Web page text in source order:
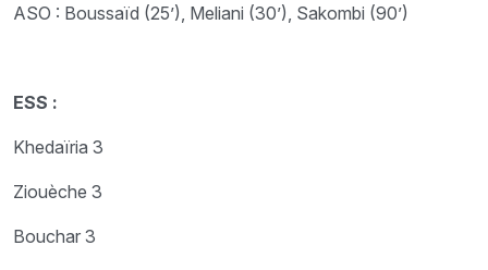
ASO : Boussaïd (25’), Meliani (30’), Sakombi (90’)
ESS :
Khedaïria 3
Ziouèche 3
Bouchar 3